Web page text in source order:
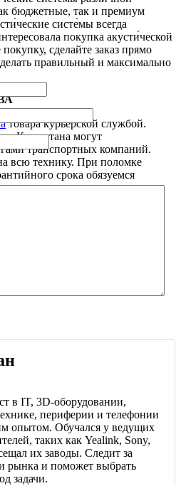
бюджетные, так и премиум
систе́мы всегда
покупка акусти́ческой
сделайте заказ прямо
правильный и максимально
товара курьерской службой.
Казахстана могут
транспортных компаний.
всю технику. При поломке
срока обязуемся
или поменять на новую.
в IT, 3D-оборудовании,
периферии и телефонии
опытом. Обучался у ведущих
таких как Yealink, Sony,
их заводы. Следит за
рынка и поможет выбрать
задачи.